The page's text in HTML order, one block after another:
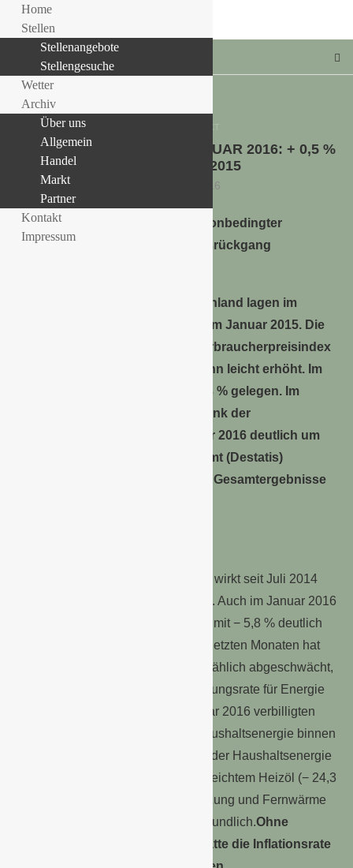
VERBRAUCHERPREISE JANUAR 2016: + 0,5 %
ZUM JANUAR 2015
12. Februar 2016
Saisonbedingter
Preisrückgang
Die Verbraucherpreise in Deutschland lagen im
Januar 2016 um 0,5 % höher als im Januar 2015. Die
Inflationsrate − gemessen am Verbraucherpreisindex
– hat sich damit zum Jahresbeginn leicht erhöht. Im
Dezember 2015 hatte sie bei + 0,3 % gelegen. Im
Vergleich zum Dezember 2015 sank der
Verbraucherpreisindex im Januar 2016 deutlich um
0,8 %. Das Statistische Bundesamt (Destatis)
bestätigt damit seine vorläufigen Gesamtergebnisse
Dämpfend auf die Gesamtteuerung wirkt seit Juli 2014
. Auch im Januar 2016
lagen die Energiepreise insgesamt mit − 5,8 % deutlich
unter dem Vorjahresniveau. In den letzten Monaten hat
sich jedoch der Preisrückgang allmählich abgeschwächt,
im September 2015 hatte die Teuerungsrate für Energie
noch bei − 9,3 % gelegen. Im Januar 2016 verbilligten
sich sowohl Kraftstoffe als auch Haushaltsenergie binnen
Jahresfrist jeweils um 5,7 %. Unter der Haushaltsenergie
waren die Preisentwicklungen bei leichtem Heizöl (− 24,3
%) und bei Umlagen für Zentralheizung und Fernwärme
(− 9,4 %) besonders verbraucherfreundlich.Ohne
Berücksichtigung der Energie hätte die Inflationsrate
Home
Stellen
Stellenangebote
Stellengesuche
Wetter
Archiv
Über uns
Allgemein
Handel
Markt
Partner
Kontakt
Impressum